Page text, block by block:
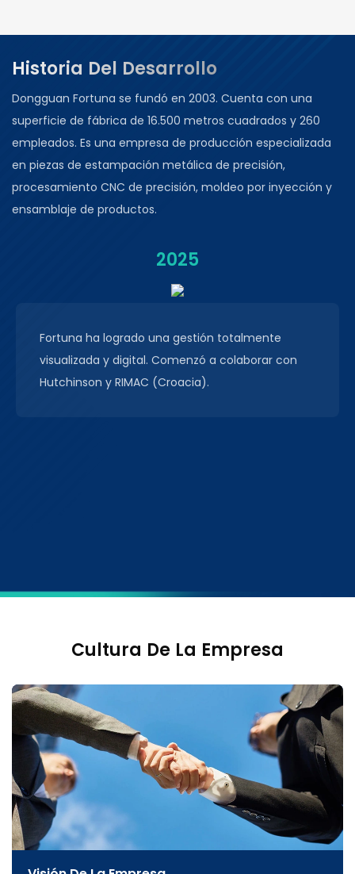
Historia Del Desarrollo
Dongguan Fortuna se fundó en 2003. Cuenta con una
superficie de fábrica de 16.500 metros cuadrados y 260
empleados. Es una empresa de producción especializada
en piezas de estampación metálica de precisión,
procesamiento CNC de precisión, moldeo por inyección y
ensamblaje de productos.
2025
Fortuna ha logrado una gestión totalmente
visualizada y digital. Comenzó a colaborar con
Hutchinson y RIMAC (Croacia).
Cultura De La Empresa